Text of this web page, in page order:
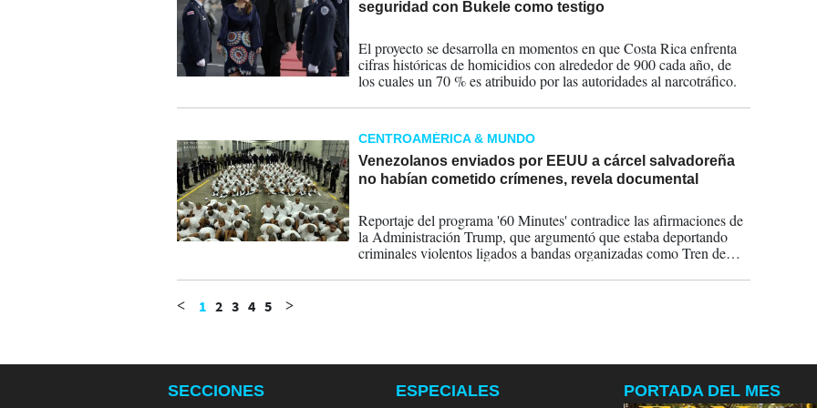
seguridad con Bukele como testigo
El proyecto se desarrolla en momentos en que Costa Rica enfrenta
cifras históricas de homicidios con alrededor de 900 cada año, de
los cuales un 70 % es atribuido por las autoridades al narcotráfico.
CENTROAMÉRICA & MUNDO
Venezolanos enviados por EEUU a cárcel salvadoreña
no habían cometido crímenes, revela documental
Reportaje del programa '60 Minutes' contradice las afirmaciones de
la Administración Trump, que argumentó que estaba deportando
criminales violentos ligados a bandas organizadas como Tren de
< 1 2 3 4 5 >
SECCIONES ESPECIALES PORTADA DEL MES